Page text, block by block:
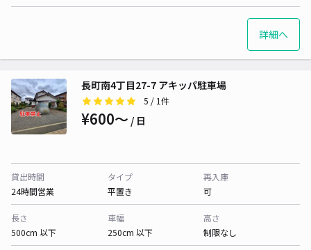
詳細へ
長町南4丁目27-7 アキッパ駐車場
5 / 1件
¥600〜 / 日
貸出時間
24時間営業
タイプ
平置き
再入庫
可
長さ
500cm 以下
車幅
250cm 以下
高さ
制限なし